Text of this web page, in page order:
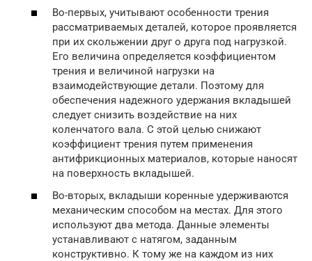
Во-первых, учитывают особенности трения
рассматриваемых деталей, которое проявляется
при их скольжении друг о друга под нагрузкой.
Его величина определяется коэффициентом
трения и величиной нагрузки на
взаимодействующие детали. Поэтому для
обеспечения надежного удержания вкладышей
следует снизить воздействие на них
коленчатого вала. С этой целью снижают
коэффициент трения путем применения
антифрикционных материалов, которые наносят
на поверхность вкладышей.
Во-вторых, вкладыши коренные удерживаются
механическим способом на местах. Для этого
используют два метода. Данные элементы
устанавливают с натягом, заданным
конструктивно. К тому же на каждом из них